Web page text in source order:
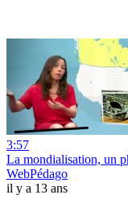
3:57
La mondialisation, un
WebPédago
il y a 13 ans